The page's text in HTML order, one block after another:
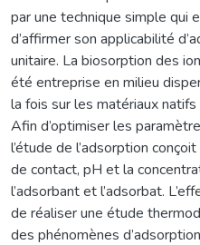
par une technique simple qui
d’affirmer son applicabilité
unitaire. La biosorption des
été entreprise en milieu
la fois sur les matériaux
Afin d’optimiser les
l’étude de l’adsorption
de contact, pH et la
l’adsorbant et l’adsorbat.
de réaliser une étude
des phénomènes